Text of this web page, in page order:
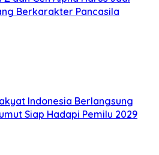
Berkarakter Pancasila
Indonesia Berlangsung
Siap Hadapi Pemilu 2029